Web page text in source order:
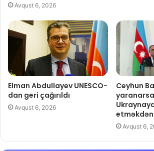
Avqust 6, 2026
Elman Abdullayev UNESCO-
dan geri çağırıldı
Avqust 6, 2026
Ceyhun
etməkdən
Avqust 6,